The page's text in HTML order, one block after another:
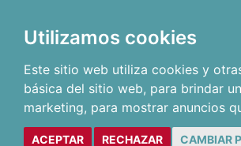
Utilizamos cookies
Este sitio web utiliza cookies y
básica del sitio web, para brindar
marketing, para mostrar anuncios
ACEPTAR RECHAZAR CAMBIAR